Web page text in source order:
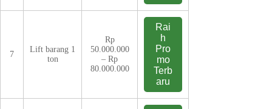
7
Lift barang 1
ton
Rp
50.000.000
– Rp
80.000.000
Rai
h
Pro
mo
Terb
aru